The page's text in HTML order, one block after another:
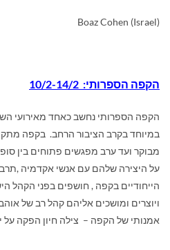
Boaz Cohen (Israel)
הקפה הספרותי: 10/2-14/2
הקפה הספרותי נחשב כאחד מאירועי
במיוחד בקרב הציבור הרחב. בקפה
מבוקר ועד ערב מפגשים פתוחים בין
על היצירה שלהם עם אנשי אקדמיה
הייחודיים בקפה , חושפים בפני הקהל
ויוצרים ומושכים אליהם קהל רב של
אמנותי של הקפה – צילה חיון הפקה על